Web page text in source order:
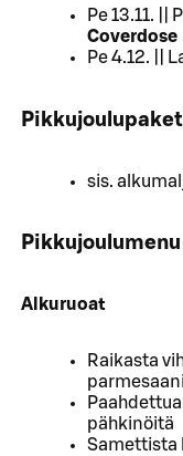
Pe 13.11. ||
Coverdose
Pe 4.12. ||
sis.
Pikkujoulumenu
Alkuruoat
Raikasta
pähkinöitä
Samettista